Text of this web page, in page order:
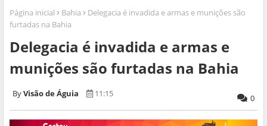
Página inicial Bahia
Delegacia é invadida e armas e munições são
furtadas na Bahia
Delegacia é invadida e armas e
munições são furtadas na Bahia
Visão de Águia 11:15 0